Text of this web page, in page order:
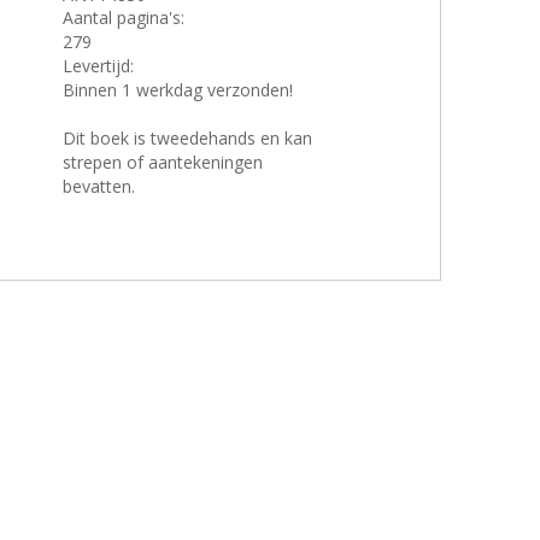
Aantal pagina's:
279
Levertijd:
Binnen 1 werkdag verzonden!
Dit boek is tweedehands en kan
strepen of aantekeningen
bevatten.